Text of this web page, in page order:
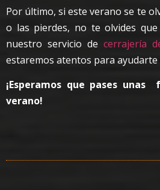
Por último, si este verano se te
o las pierdes, no te olvides
nuestro servicio de cerrajería
estaremos atentos para ayudarte
¡Esperamos que pases unas
verano!